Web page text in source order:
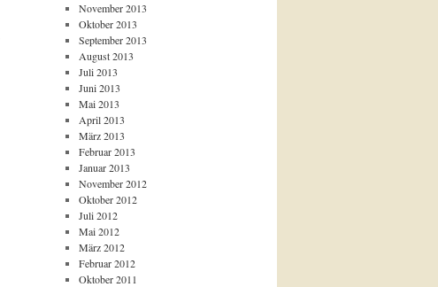
November 2013
Oktober 2013
September 2013
August 2013
Juli 2013
Juni 2013
Mai 2013
April 2013
März 2013
Februar 2013
Januar 2013
November 2012
Oktober 2012
Juli 2012
Mai 2012
März 2012
Februar 2012
Oktober 2011